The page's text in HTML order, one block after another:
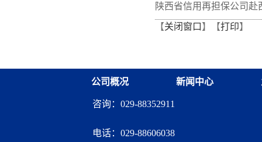
量 熔铸再担脊梁”全体党
训班在富平干部学院举办
陕西省信用再担保公司赴
开展“筑牢党建基础 共促
【关闭窗口 】【打印】
公司概况 新闻中心
咨询：029-88352911
电话： 029-88606038